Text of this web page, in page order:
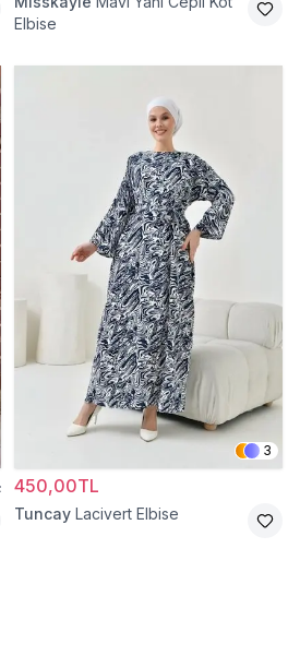
Elbise
3
450,00TL
Tuncay Lacivert Elbise